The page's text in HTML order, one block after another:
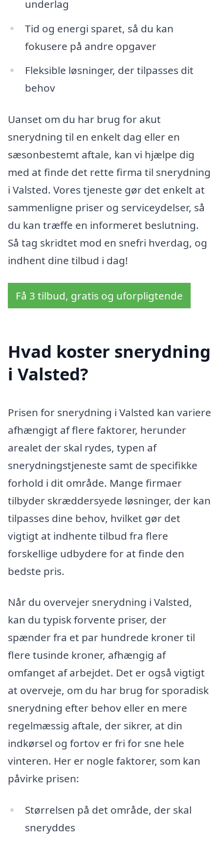
underlag
Tid og energi sparet, så du kan
fokusere på andre opgaver
Fleksible løsninger, der tilpasses dit
behov
Uanset om du har brug for akut
snerydning til en enkelt dag eller en
sæsonbestemt aftale, kan vi hjælpe dig
med at finde det rette firma til snerydning
i Valsted. Vores tjeneste gør det enkelt at
sammenligne priser og serviceydelser, så
du kan træffe en informeret beslutning.
Så tag skridtet mod en snefri hverdag, og
indhent dine tilbud i dag!
Få 3 tilbud, gratis og uforpligtende
Hvad koster snerydning
i Valsted?
Prisen for snerydning i Valsted kan variere
afhængigt af flere faktorer, herunder
arealet der skal rydes, typen af
snerydningstjeneste samt de specifikke
forhold i dit område. Mange firmaer
tilbyder skræddersyede løsninger, der kan
tilpasses dine behov, hvilket gør det
vigtigt at indhente tilbud fra flere
forskellige udbydere for at finde den
bedste pris.
Når du overvejer snerydning i Valsted,
kan du typisk forvente priser, der
spænder fra et par hundrede kroner til
flere tusinde kroner, afhængig af
omfanget af arbejdet. Det er også vigtigt
at overveje, om du har brug for sporadisk
snerydning efter behov eller en mere
regelmæssig aftale, der sikrer, at din
indkørsel og fortov er fri for sne hele
vinteren. Her er nogle faktorer, som kan
påvirke prisen:
Størrelsen på det område, der skal
sneryddes